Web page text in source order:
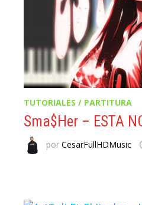
TUTORIALES / PARTITURA
Sma$her – ESTA
porCesarFullHDMusic